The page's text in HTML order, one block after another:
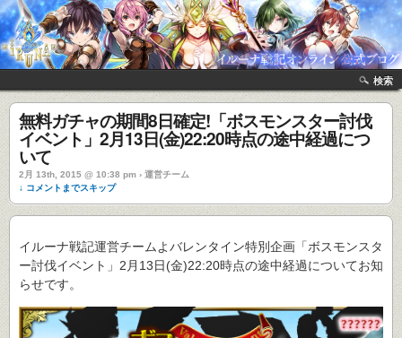
検索
無料ガチャの期間8日確定!「ボスモンスター討伐
イベント」2月13日(金)22:20時点の途中経過につ
いて
2月 13th, 2015 @ 10:38 pm › 運営チーム
↓ コメントまでスキップ
イルーナ戦記運営チームよバレンタイン特別企画「ボスモンスタ
ー討伐イベント」2月13日(金)22:20時点の途中経過についてお知
らせです。